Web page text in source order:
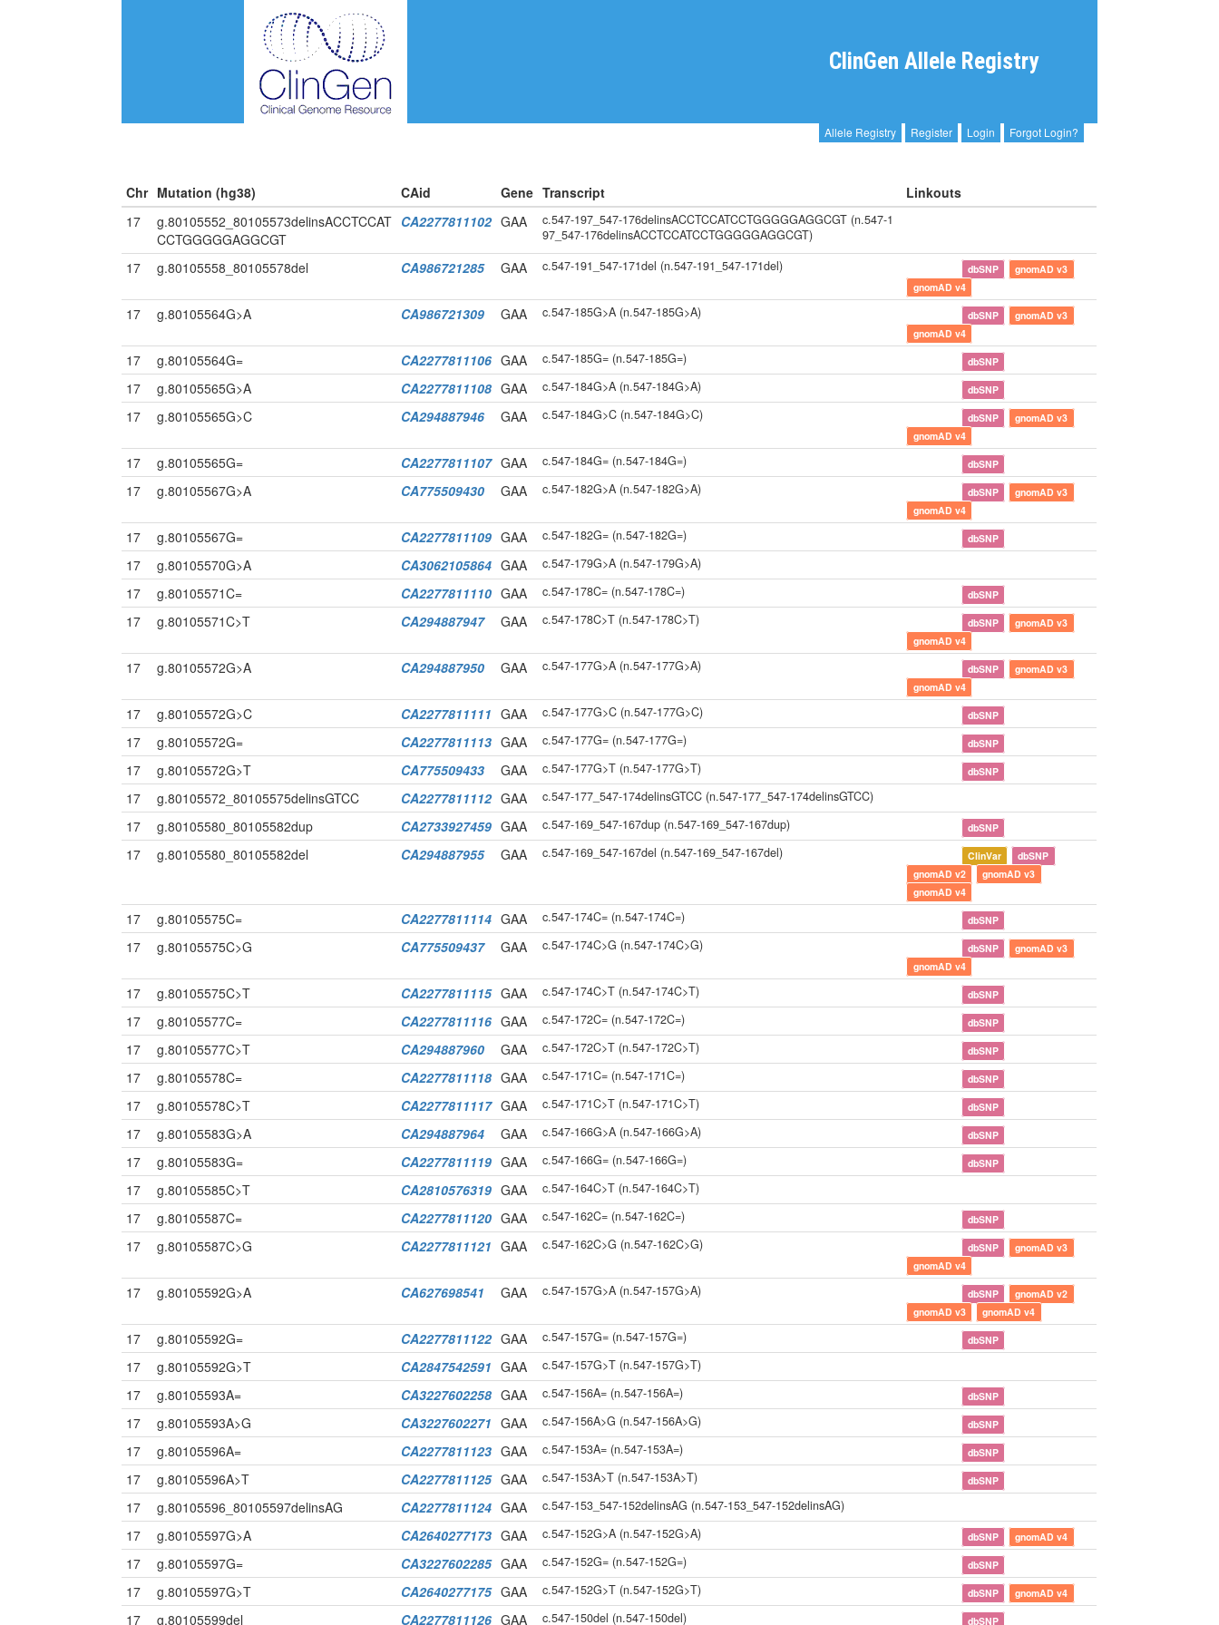
ClinGen Allele Registry
Allele Registry Register Login Forgot Login?
Chr Mutation (hg38) CAid Gene Transcript
Linkouts
17
g.80105552_80105573delinsACCTCCAT
CCTGGGGGAGGCGT
CA2277811102 GAA
c.547-197_547-176delinsACCTCCATCCTGGGGGAGGCGT (n.547-1
97_547-176delinsACCTCCATCCTGGGGGAGGCGT)
17 g.80105558_80105578del CA986721285 GAA c.547-191_547-171del (n.547-191_547-171del) dbSNP
gnomAD v3
gnomAD v4
17 g.80105564G>A CA986721309 GAA c.547-185G>A (n.547-185G>A) dbSNP
gnomAD v3
gnomAD v4
17 g.80105564G= CA2277811106 GAA c.547-185G= (n.547-185G=) dbSNP
17 g.80105565G>A CA2277811108 GAA c.547-184G>A (n.547-184G>A) dbSNP
17 g.80105565G>C CA294887946 GAA c.547-184G>C (n.547-184G>C) dbSNP
gnomAD v3
gnomAD v4
17 g.80105565G= CA2277811107 GAA c.547-184G= (n.547-184G=) dbSNP
17 g.80105567G>A CA775509430 GAA c.547-182G>A (n.547-182G>A) dbSNP
gnomAD v3
gnomAD v4
17 g.80105567G= CA2277811109 GAA c.547-182G= (n.547-182G=) dbSNP
17 g.80105570G>A CA3062105864 GAA c.547-179G>A (n.547-179G>A)
17 g.80105571C= CA2277811110 GAA c.547-178C= (n.547-178C=) dbSNP
17 g.80105571C>T CA294887947 GAA c.547-178C>T (n.547-178C>T) dbSNP
gnomAD v3
gnomAD v4
17 g.80105572G>A CA294887950 GAA c.547-177G>A (n.547-177G>A) dbSNP
gnomAD v3
gnomAD v4
17 g.80105572G>C CA2277811111 GAA c.547-177G>C (n.547-177G>C) dbSNP
17 g.80105572G= CA2277811113 GAA c.547-177G= (n.547-177G=) dbSNP
17 g.80105572G>T CA775509433 GAA c.547-177G>T (n.547-177G>T) dbSNP
17 g.80105572_80105575delinsGTCC CA2277811112 GAA c.547-177_547-174delinsGTCC (n.547-177_547-174delinsGTCC)
17 g.80105580_80105582dup CA2733927459 GAA c.547-169_547-167dup (n.547-169_547-167dup) dbSNP
17 g.80105580_80105582del CA294887955 GAA c.547-169_547-167del (n.547-169_547-167del) ClinVar
dbSNP
gnomAD v2
gnomAD v3
gnomAD v4
17 g.80105575C= CA2277811114 GAA c.547-174C= (n.547-174C=) dbSNP
17 g.80105575C>G CA775509437 GAA c.547-174C>G (n.547-174C>G) dbSNP
gnomAD v3
gnomAD v4
17 g.80105575C>T CA2277811115 GAA c.547-174C>T (n.547-174C>T) dbSNP
17 g.80105577C= CA2277811116 GAA c.547-172C= (n.547-172C=) dbSNP
17 g.80105577C>T CA294887960 GAA c.547-172C>T (n.547-172C>T) dbSNP
17 g.80105578C= CA2277811118 GAA c.547-171C= (n.547-171C=) dbSNP
17 g.80105578C>T CA2277811117 GAA c.547-171C>T (n.547-171C>T) dbSNP
17 g.80105583G>A CA294887964 GAA c.547-166G>A (n.547-166G>A) dbSNP
17 g.80105583G= CA2277811119 GAA c.547-166G= (n.547-166G=) dbSNP
17 g.80105585C>T CA2810576319 GAA c.547-164C>T (n.547-164C>T)
17 g.80105587C= CA2277811120 GAA c.547-162C= (n.547-162C=) dbSNP
17 g.80105587C>G CA2277811121 GAA c.547-162C>G (n.547-162C>G) dbSNP
gnomAD v3
gnomAD v4
17 g.80105592G>A CA627698541 GAA c.547-157G>A (n.547-157G>A) dbSNP
gnomAD v2
gnomAD v3
gnomAD v4
17 g.80105592G= CA2277811122 GAA c.547-157G= (n.547-157G=) dbSNP
17 g.80105592G>T CA2847542591 GAA c.547-157G>T (n.547-157G>T)
17 g.80105593A= CA3227602258 GAA c.547-156A= (n.547-156A=) dbSNP
17 g.80105593A>G CA3227602271 GAA c.547-156A>G (n.547-156A>G) dbSNP
17 g.80105596A= CA2277811123 GAA c.547-153A= (n.547-153A=) dbSNP
17 g.80105596A>T CA2277811125 GAA c.547-153A>T (n.547-153A>T) dbSNP
17 g.80105596_80105597delinsAG CA2277811124 GAA c.547-153_547-152delinsAG (n.547-153_547-152delinsAG)
17 g.80105597G>A CA2640277173 GAA c.547-152G>A (n.547-152G>A) dbSNP gnomAD v4
17 g.80105597G= CA3227602285 GAA c.547-152G= (n.547-152G=) dbSNP
17 g.80105597G>T CA2640277175 GAA c.547-152G>T (n.547-152G>T) dbSNP gnomAD v4
17 g.80105599del CA2277811126 GAA c.547-150del (n.547-150del) dbSNP